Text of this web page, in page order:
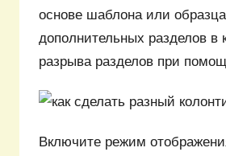
основе шаблона или
дополнительных разделов в
разрыва разделов при
Включите режим